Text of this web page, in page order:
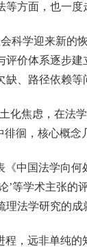
方面，也一度
科学迎来新的
评价体系逐步
、路径依赖等
化焦虑，在法
徊，核心概念
《中国法学向
论’等学术主张
法学研究的成
程，远非单纯